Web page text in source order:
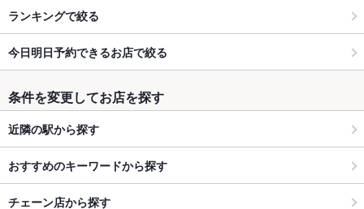
ランキングで絞る
今日明日予約できるお店で絞る
条件を変更してお店を探す
近隣の駅から探す
おすすめのキーワードから探す
チェーン店から探す